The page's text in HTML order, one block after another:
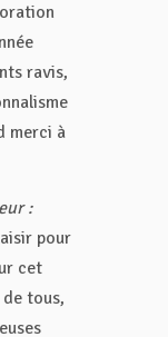
ravis,
merci à
:
pour
cet
tous,